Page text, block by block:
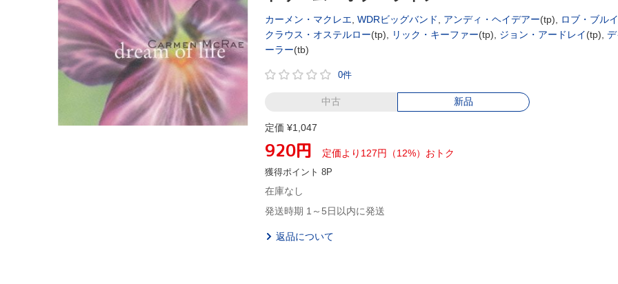
カーメン・マクレエ WDRビッグバンド アンディ・ヘイデアー(tp), ロブ・ブル
クラウス・オステルロー(tp), リック・キーファー(tp), ジョン・アードレイ(tp),
ーラー(tb)
0件
中古 新品
定価 ¥1,047
920円 定価より127円（12%）おトク
獲得ポイント 8P
在庫なし
発送時期 1～5日以内に発送
返品について